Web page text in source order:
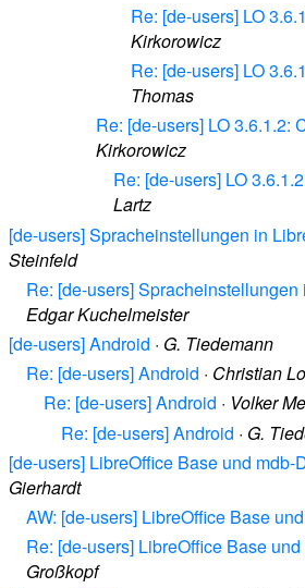
Re: [de-users] LO
Kirkorowicz
Re: [de-users] LO
Thomas
Re: [de-users] LO 3.6.1.2:
Kirkorowicz
Re: [de-users] LO
Lartz
[de-users] Spracheinstellungen in
Steinfeld
Re: [de-users]
Edgar Kuchelmeister
[de-users] Android · G. Tiedemann
Re: [de-users] Android · Christian
Re: [de-users] Android · Volker
Re: [de-users] Android · G.
[de-users] LibreOffice Base und mdb-
Gierhardt
AW: [de-users] LibreOffice Base
Re: [de-users] LibreOffice Base
Großkopf